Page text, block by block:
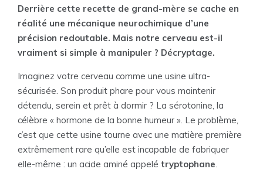
Derrière cette recette de grand-mère se cache en
réalité une mécanique neurochimique d’une
précision redoutable. Mais notre cerveau est-il
vraiment si simple à manipuler ? Décryptage.
Imaginez votre cerveau comme une usine ultra-
sécurisée. Son produit phare pour vous maintenir
détendu, serein et prêt à dormir ? La sérotonine, la
célèbre « hormone de la bonne humeur ». Le problème,
c’est que cette usine tourne avec une matière première
extrêmement rare qu’elle est incapable de fabriquer
elle-même : un acide aminé appelé tryptophane.